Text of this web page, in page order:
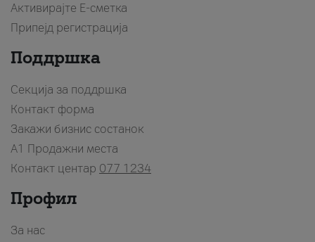
Активирајте Е-сметка
Припејд регистрација
Поддршка
Секција за поддршка
Контакт форма
Закажи бизнис состанок
A1 Продажни места
Контакт центар 077 1234
Профил
За нас